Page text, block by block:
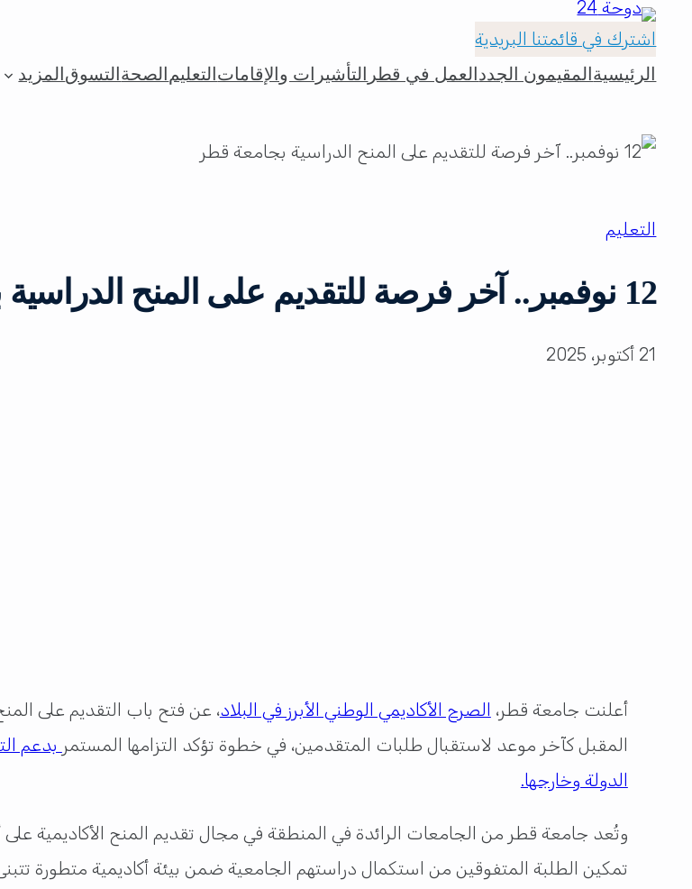
اشترك في قائمتنا البريدية
الرئيسية المقيمون الجدد العمل في قطر التأشيرات والإقامات التعليم الصحة التسوق المزيد
التعليم
12 نوفمبر.. آخر فرصة للتقديم على المنح الدراسية بجامعة قطر
21 أكتوبر، 2025
أعلنت جامعة قطر، الصرح الأكاديمي الوطني الأبرز في البلاد
المقبل كآخر موعد لاستقبال طلبات المتقدمين، في خطوة تؤكد التزامها المستمر بدعم
الدولة وخارجها.
وتُعد جامعة قطر من الجامعات الرائدة في المنطقة في مجال تقديم المنح الأكاديمية
تمكين الطلبة المتفوقين من استكمال دراستهم الجامعية ضمن بيئة أكاديمية متطورة تتبنى